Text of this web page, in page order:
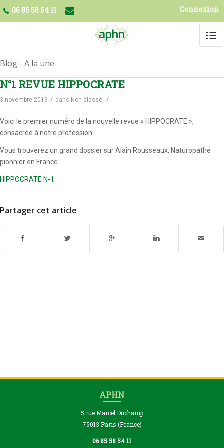
06 85 58 54 11 Connexion
Blog - A la une
N°1 REVUE HIPPOCRATE
3 novembre 2019 / dans Non classé /
Voici le premier numéro de la nouvelle revue « HIPPOCRATE »,
consacrée à notre profession.
Vous trouverez un grand dossier sur Alain Rousseaux, Naturopathe
pionnier en France.
HIPPOCRATE N-1
Partager cet article
APHN
5 rue Marcel Duchamp
75013 Paris (France)
06 85 58 54 11